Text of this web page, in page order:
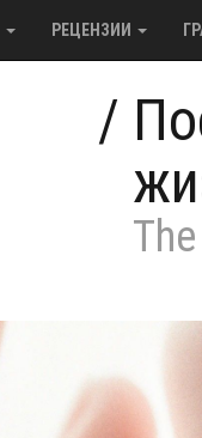
РЕЦЕНЗИИ
/